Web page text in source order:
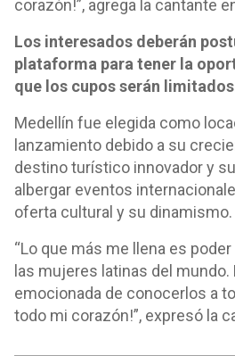
corazón!”, agrega la cantante
Los interesados deberán
plataforma para tener la
que los cupos serán
Medellín fue elegida como
lanzamiento debido a su
destino turístico innovador y
albergar eventos
oferta cultural y su dinamismo.
“Lo que más me llena es
las mujeres latinas del mundo.
emocionada de conocerlos a
todo mi corazón!”, expresó la